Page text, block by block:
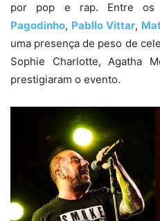
por pop e rap. Entre os
Pagodinho, Pabllo Vittar,
uma presença de peso de
Sophie Charlotte, Agatha
prestigiaram o evento.